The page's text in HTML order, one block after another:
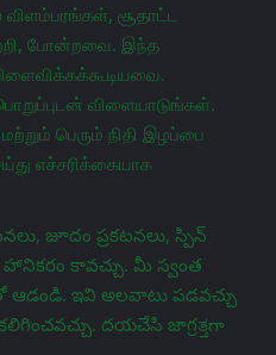
சூதாட்ட
போன்றவை. இந்த
விளையாடுங்கள்.
பெரும் நிதி இழப்பை
எச்சரிக்கையாக
జూదం ప్రకటనలు, స్పిన్
కావచ్చు. మీ స్వంత
ఇవి అలవాటు పడవచ్చు
దయచేసి జాగ్రತ್ತగా